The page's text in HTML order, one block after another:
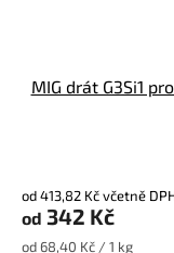
MIG drát G3Si1
produktu
je
5,0
od 413,82 Kč včetně
od 342 Kč
Měrná
od 68,40 Kč / 1 kg